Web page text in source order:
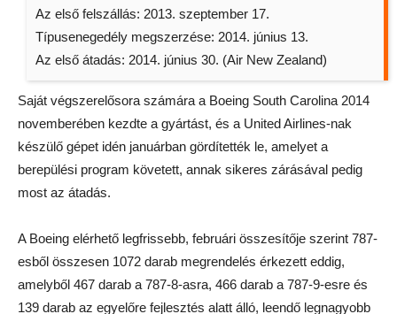
Az első felszállás: 2013. szeptember 17.
Típusenegedély megszerzése: 2014. június 13.
Az első átadás: 2014. június 30. (Air New Zealand)
Saját végszerelősora számára a Boeing South Carolina 2014
novemberében kezdte a gyártást, és a United Airlines-nak
készülő gépet idén januárban gördítették le, amelyet a
berepülési program követett, annak sikeres zárásával pedig
most az átadás.
A Boeing elérhető legfrissebb, februári összesítője szerint 787-
esből összesen 1072 darab megrendelés érkezett eddig,
amelyből 467 darab a 787-8-asra, 466 darab a 787-9-esre és
139 darab az egyelőre fejlesztés alatt álló, leendő legnagyobb